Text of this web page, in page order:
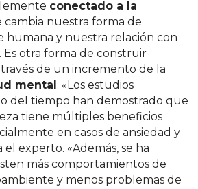
conectado a la
cambia nuestra forma de
y nuestra relación con
otra forma de construir
través de un incremento de la
mental. «Los estudios
del tiempo han demostrado que
tiene múltiples beneficios
en casos de ansiedad y
el experto. «Además, se ha
más comportamientos de
y menos problemas de